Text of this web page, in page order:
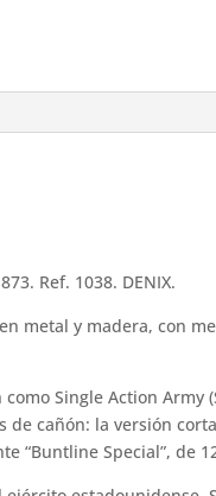
Ref. 1038. DENIX.
metal y madera, con
Single Action Army
cañón: la versión
“Buntline Special”, de